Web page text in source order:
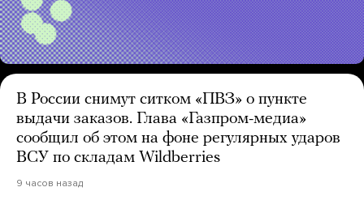
В России снимут ситком «ПВЗ» о пункте
выдачи заказов. Глава «Газпром-медиа»
сообщил об этом на фоне регулярных ударов
ВСУ по складам Wildberries
9 часов назад